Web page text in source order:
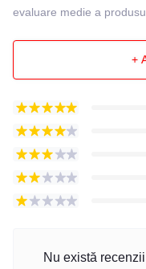
evaluare medie a
+
Nu există